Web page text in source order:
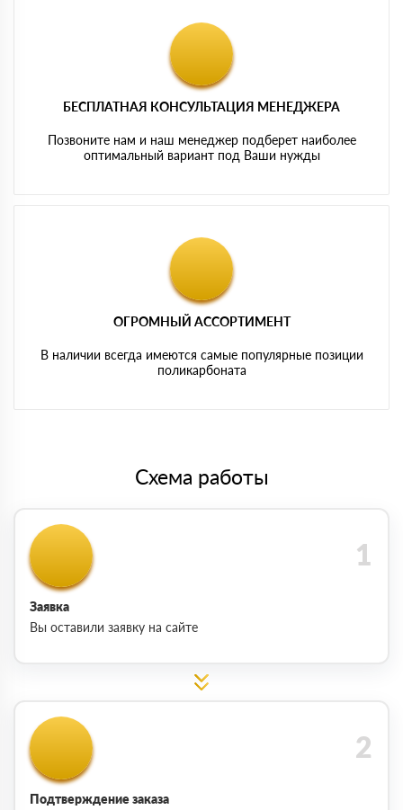
БЕСПЛАТНАЯ КОНСУЛЬТАЦИЯ МЕНЕДЖЕРА
Позвоните нам и наш менеджер подберет наиболее
оптимальный вариант под Ваши нужды
ОГРОМНЫЙ АССОРТИМЕНТ
В наличии всегда имеются самые популярные позиции
поликарбоната
Схема работы
Заявка
Вы оставили заявку на сайте
Подтверждение заказа